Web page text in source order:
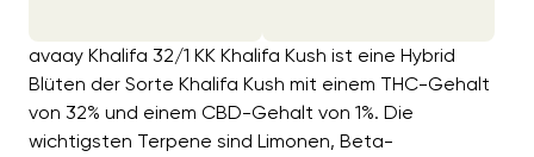
avaay Khalifa 32/1 KK Khalifa Kush ist eine Hybrid
Blüten der Sorte Khalifa Kush mit einem THC-Gehalt
von 32% und einem CBD-Gehalt von 1%. Die
wichtigsten Terpene sind Limonen, Beta-